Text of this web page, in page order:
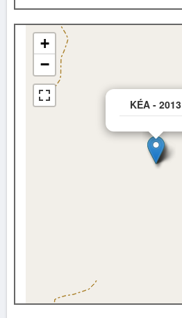
KÉA - 2013
+
−